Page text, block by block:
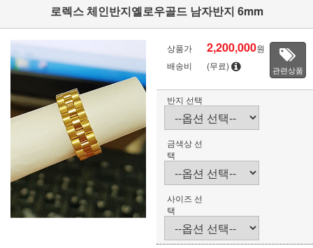
로렉스 체인반지옐로우골드 남자반지 6mm
상품가 2,200,000원
배송비
(무료) 관련상품
반지 선택
금색상 선
택
사이즈 선
택